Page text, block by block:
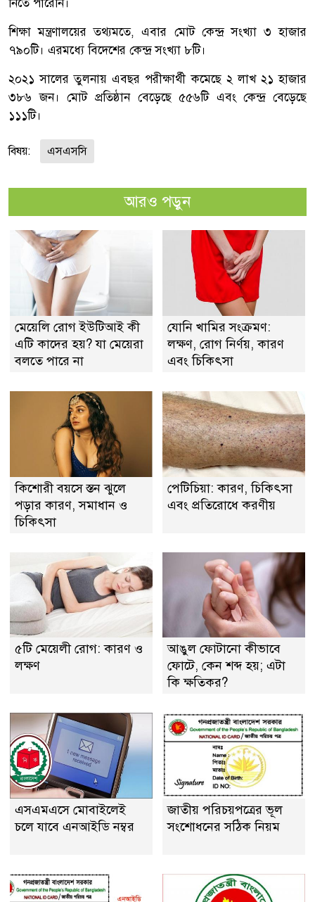
নিতে পারেনি।
শিক্ষা মন্ত্রণালয়ের তথ্যমতে, এবার মোট কেন্দ্র সংখ্যা ৩ হাজার
৭৯০টি। এরমধ্যে বিদেশের কেন্দ্র সংখ্যা ৮টি।
২০২১ সালের তুলনায় এবছর পরীক্ষার্থী কমেছে ২ লাখ ২১ হাজার
৩৮৬ জন। মোট প্রতিষ্ঠান বেড়েছে ৫৫৬টি এবং কেন্দ্র বেড়েছে
১১১টি।
বিষয়: এসএসসি
আরও পড়ুন
মেয়েলি রোগ ইউটিআই কী
এটি কাদের হয়? যা মেয়েরা
বলতে পারে না
যোনি খামির সংক্রমণ:
লক্ষণ, রোগ নির্ণয়, কারণ
এবং চিকিৎসা
কিশোরী বয়সে স্তন ঝুলে
পড়ার কারণ, সমাধান ও
চিকিৎসা
পেটিচিয়া: কারণ, চিকিৎসা
এবং প্রতিরোধে করণীয়
৫টি মেয়েলী রোগ: কারণ ও
লক্ষণ
আঙুল ফোটানো কীভাবে
ফোটে, কেন শব্দ হয়; এটা
কি ক্ষতিকর?
এসএমএসে মোবাইলেই
চলে যাবে এনআইডি নম্বর
জাতীয় পরিচয়পত্রের ভূল
সংশোধনের সঠিক নিয়ম